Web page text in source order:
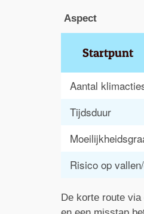
Aspect
Startpunt
Aantal
Tijdsduur
Risico op
De korte route